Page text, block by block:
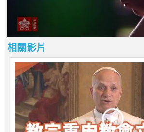
相關影片